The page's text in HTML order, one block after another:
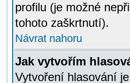
profilu (je možné
tohoto zaškrtnutí).
Návrat nahoru
Jak vytvořím
Vytvoření hlasování